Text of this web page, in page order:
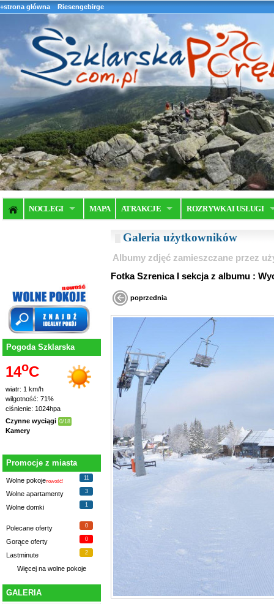
+strona główna Riesengebirge
NOCLEGI MAPA ATRAKCJE ROZRYWKA I USŁUGI
Pogoda Szklarska
14oC
wiatr: 1 km/h
wilgotność: 71%
ciśnienie: 1024hpa
Czynne wyciągi 0/18
Kamery
Promocje z miasta
Wolne pokojenowość!
11
Wolne apartamenty 3
Wolne domki 1
Polecane oferty 0
Gorące oferty 0
Lastminute 2
Więcej na wolne pokoje
GALERIA
Galeria użytkowników
Albumy zdjęć zamieszczane przez
Fotka Szrenica I sekcja z albumu :
poprzednia